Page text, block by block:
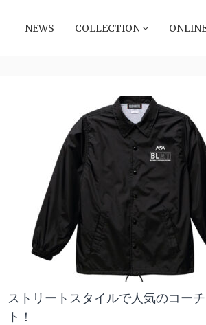
NEWS COLLECTION
ストリートスタイルで人気のコー
ト！